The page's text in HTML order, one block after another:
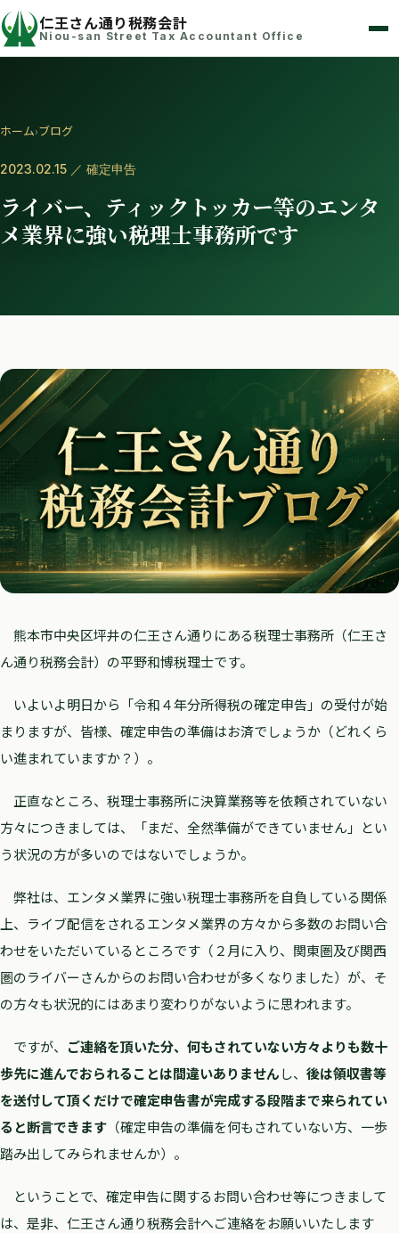
仁王さん通り税務会計
Niou-san Street Tax Accountant Office
ホーム›ブログ
2023.02.15 ／ 確定申告
ライバー、ティックトッカー等のエンタ
メ業界に強い税理士事務所です
熊本市中央区坪井の仁王さん通りにある税理士事務所（仁王さ
ん通り税務会計）の平野和博税理士です。
いよいよ明日から「令和４年分所得税の確定申告」の受付が始
まりますが、皆様、確定申告の準備はお済でしょうか（どれくら
い進まれていますか？）。
正直なところ、税理士事務所に決算業務等を依頼されていない
方々につきましては、「まだ、全然準備ができていません」とい
う状況の方が多いのではないでしょうか。
弊社は、エンタメ業界に強い税理士事務所を自負している関係
上、ライブ配信をされるエンタメ業界の方々から多数のお問い合
わせをいただいているところです（２月に入り、関東圏及び関西
圏のライバーさんからのお問い合わせが多くなりました）が、そ
の方々も状況的にはあまり変わりがないように思われます。
ですが、 ご連絡を頂いた分、何もされていない方々よりも数十
歩先に進んでおられることは間違いありませんし、 後は領収書等
を送付して頂くだけで確定申告書が完成する段階まで来られてい
ると断言できます （確定申告の準備を何もされていない方、一歩
踏み出してみられませんか）。
ということで、確定申告に関するお問い合わせ等につきまして
は、是非、仁王さん通り税務会計へご連絡をお願いいたします